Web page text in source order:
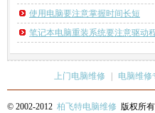
使用电脑要注意掌握时间长短
笔记本电脑重装系统要注意驱动
上门电脑维修 电脑维修
© 2002-2012 柏飞特电脑维修 版权所